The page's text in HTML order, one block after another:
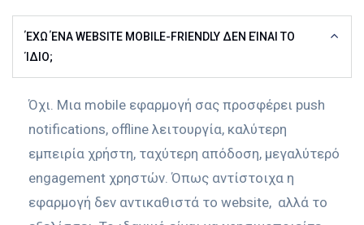
ΈΧΩ ΈΝΑ WEBSITE MOBILE-FRIENDLY ΔΕΝ ΕΊΝΑΙ ΤΟ
ΊΔΙΟ;
Όχι. Μια mobile εφαρμογή σας προσφέρει push
notifications, offline λειτουργία, καλύτερη
εμπειρία χρήστη, ταχύτερη απόδοση, μεγαλύτερό
engagement χρηστών. Όπως αντίστοιχα η
εφαρμογή δεν αντικαθιστά το website, αλλά το